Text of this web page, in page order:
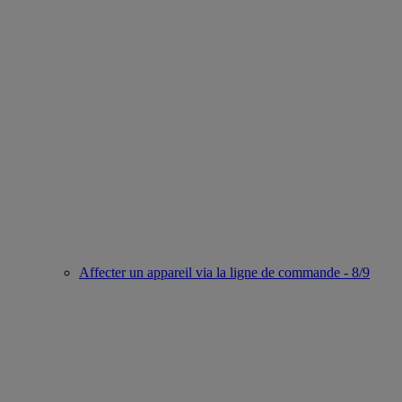
Affecter un appareil via la ligne de commande - 8/9